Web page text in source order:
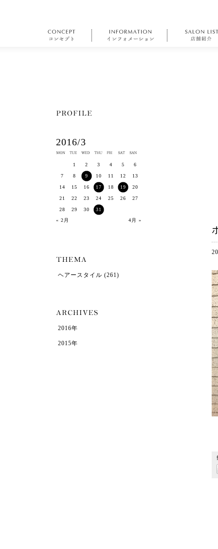
2016/3
« 2月 4月 »
1 2 3 4 5 6
7 8 9 10 11 12 13
14 15 16 17 18 19 20
21 22 23 24 25 26 27
28 29 30 31
ヘアースタイル (261)
2016年
2015年